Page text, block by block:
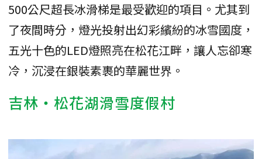
500公尺超長冰滑梯是最受歡迎的項目。尤其到
了夜間時分，燈光投射出幻彩繽紛的冰雪國度，
五光十色的LED燈照亮在松花江畔，讓人忘卻寒
冷，沉浸在銀裝素裹的華麗世界。
吉林・松花湖滑雪度假村